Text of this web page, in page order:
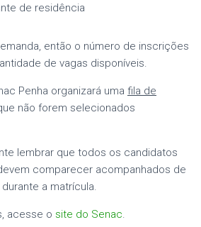
de residência
então o número de inscrições
de vagas disponíveis.
Penha organizará uma fila de
não forem selecionados
lembrar que todos os candidatos
comparecer acompanhados de
a matrícula.
acesse o site do Senac.